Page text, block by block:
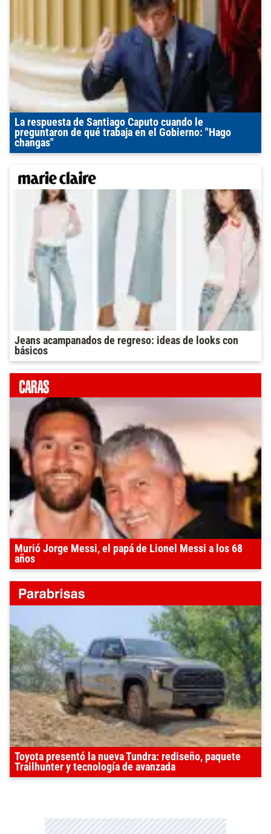
La respuesta de Santiago Caputo cuando le
preguntaron de qué trabaja en el Gobierno: "Hago
changas"
Jeans acampanados de regreso: ideas de looks con
básicos
Murió Jorge Messi, el papá de Lionel Messi a los 68
años
Toyota presentó la nueva Tundra: rediseño, paquete
Trailhunter y tecnología de avanzada